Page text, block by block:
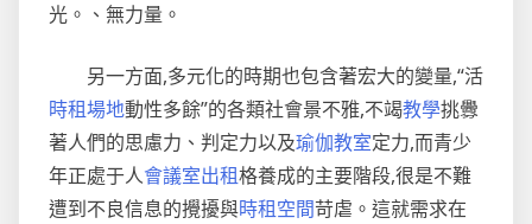
光。、無力量。
另一方面,多元化的時期也包含著宏大的變量,“活
時租場地動性多餘”的各類社會景不雅,不竭教學挑釁
著人們的思慮力、判定力以及瑜伽教室定力,而青少
年正處于人會議室出租格養成的主要階段,很是不難
遭到不良信息的攪擾與時租空間苛虐。這就需求在